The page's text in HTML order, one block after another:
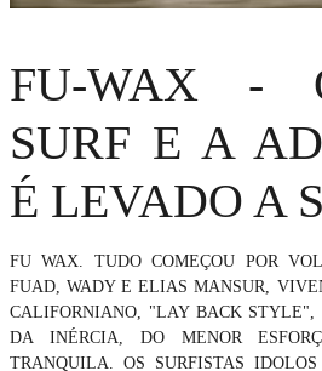
FU-WAX -
SURF E A
É LEVADO A
FU WAX. TUDO COMEÇOU POR
FUAD, WADY E ELIAS MANSUR,
CALIFORNIANO, "LAY BACK STYLE",
DA INÉRCIA, DO MENOR
TRANQUILA. OS SURFISTAS